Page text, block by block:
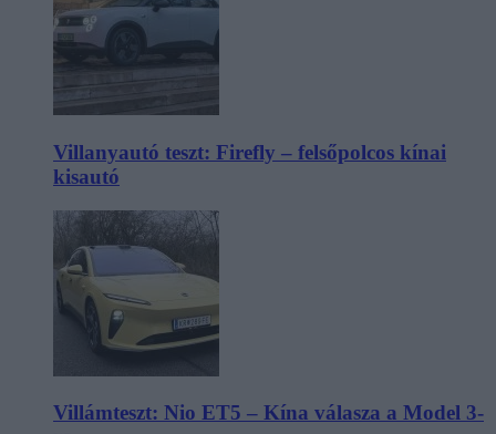
Villanyautó teszt: Firefly – felsőpolcos kínai
kisautó
Villámteszt: Nio ET5 – Kína válasza a Model 3-